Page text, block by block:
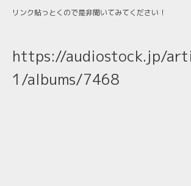
リンク貼っとくので是非聞いてみてください！
https://audiostock.jp/
1/albums/7468